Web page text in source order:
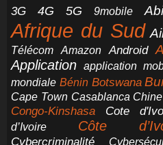
3G 4G 5G 9mobile
Afrique du Sud
Télécom
Amazon Android
Application application
mondiale Bénin Botswana
Cape Town Casablanca Chine
Congo-Kinshasa Cote
d’Ivoire
Côte
Cybercriminalité